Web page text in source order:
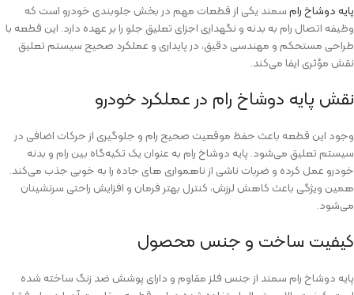
پایه‌ دوشاخ‌ رام‌سمند یکی از قطعات مهم در بخش جلوبندی خودرو است که
وظیفه‌ اتصال رام به بدنه و نگهداری اجزای تعلیق جلو را بر عهده دارد. این قطعه با
طراحی مستحکم و مهندسی دقیق، در پایداری و عملکرد صحیح سیستم تعلیق
نقش مؤثری ایفا می‌کند.
نقش پایه‌ دوشاخ‌ رام در عملکرد خودرو
وجود این قطعه باعث حفظ موقعیت صحیح رام و جلوگیری از حرکات اضافی در
سیستم تعلیق می‌شود. پایه‌ دوشاخ‌ رام به عنوان یک تکیه‌گاه بین رام و بدنه‌
خودرو عمل کرده و ضربات ناشی از ناهمواری‌ های جاده را به‌ خوبی جذب می‌کند.
همین ویژگی باعث کاهش لرزش، کنترل بهتر فرمان و افزایش راحتی سرنشینان
می‌شود.
کیفیت ساخت و جنس محصول
پایه دوشاخ رام سمند از جنس فلز مقاوم و دارای پوشش ضد زنگ ساخته شده